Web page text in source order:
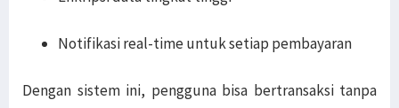
Notifikasi real-time untuk setiap pembayaran
Dengan sistem ini, pengguna bisa bertransaksi tanpa